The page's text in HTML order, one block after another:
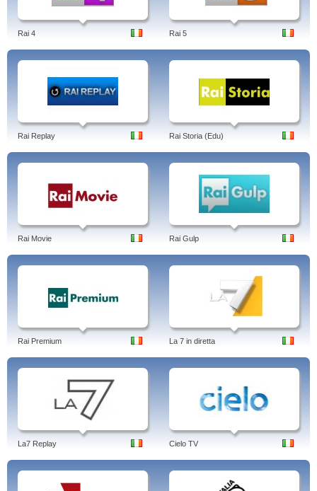
Rai 4 Rai 5
Rai Replay Rai Storia (Edu)
Rai Movie Rai Gulp
Rai Premium La 7 in diretta
La7 Replay Cielo TV